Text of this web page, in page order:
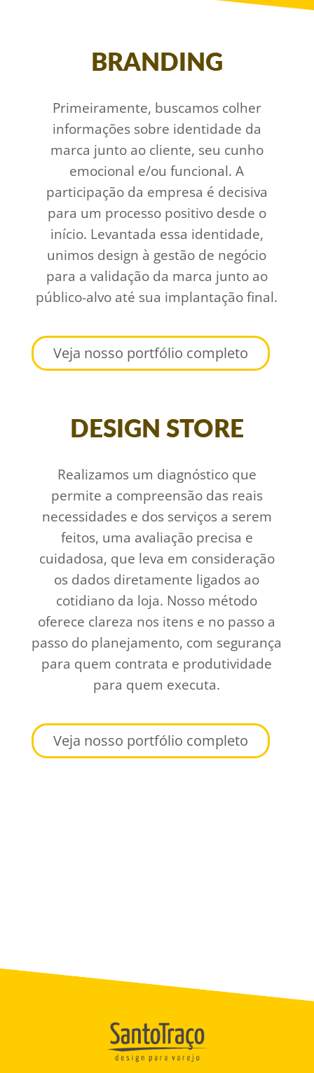
BRANDING
Primeiramente, buscamos colher
informações sobre identidade da
marca junto ao cliente, seu cunho
emocional e/ou funcional. A
participação da empresa é decisiva
para um processo positivo desde o
início. Levantada essa identidade,
unimos design à gestão de negócio
para a validação da marca junto ao
público-alvo até sua implantação final.
Veja nosso portfólio completo
DESIGN STORE
Realizamos um diagnóstico que
permite a compreensão das reais
necessidades e dos serviços a serem
feitos, uma avaliação precisa e
cuidadosa, que leva em consideração
os dados diretamente ligados ao
cotidiano da loja. Nosso método
oferece clareza nos itens e no passo a
passo do planejamento, com segurança
para quem contrata e produtividade
para quem executa.
Veja nosso portfólio completo